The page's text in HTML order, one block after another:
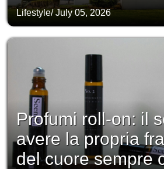
Lifestyle/July 05, 2026
Profumi roll-on: il
avere la propria
del cuore sempre